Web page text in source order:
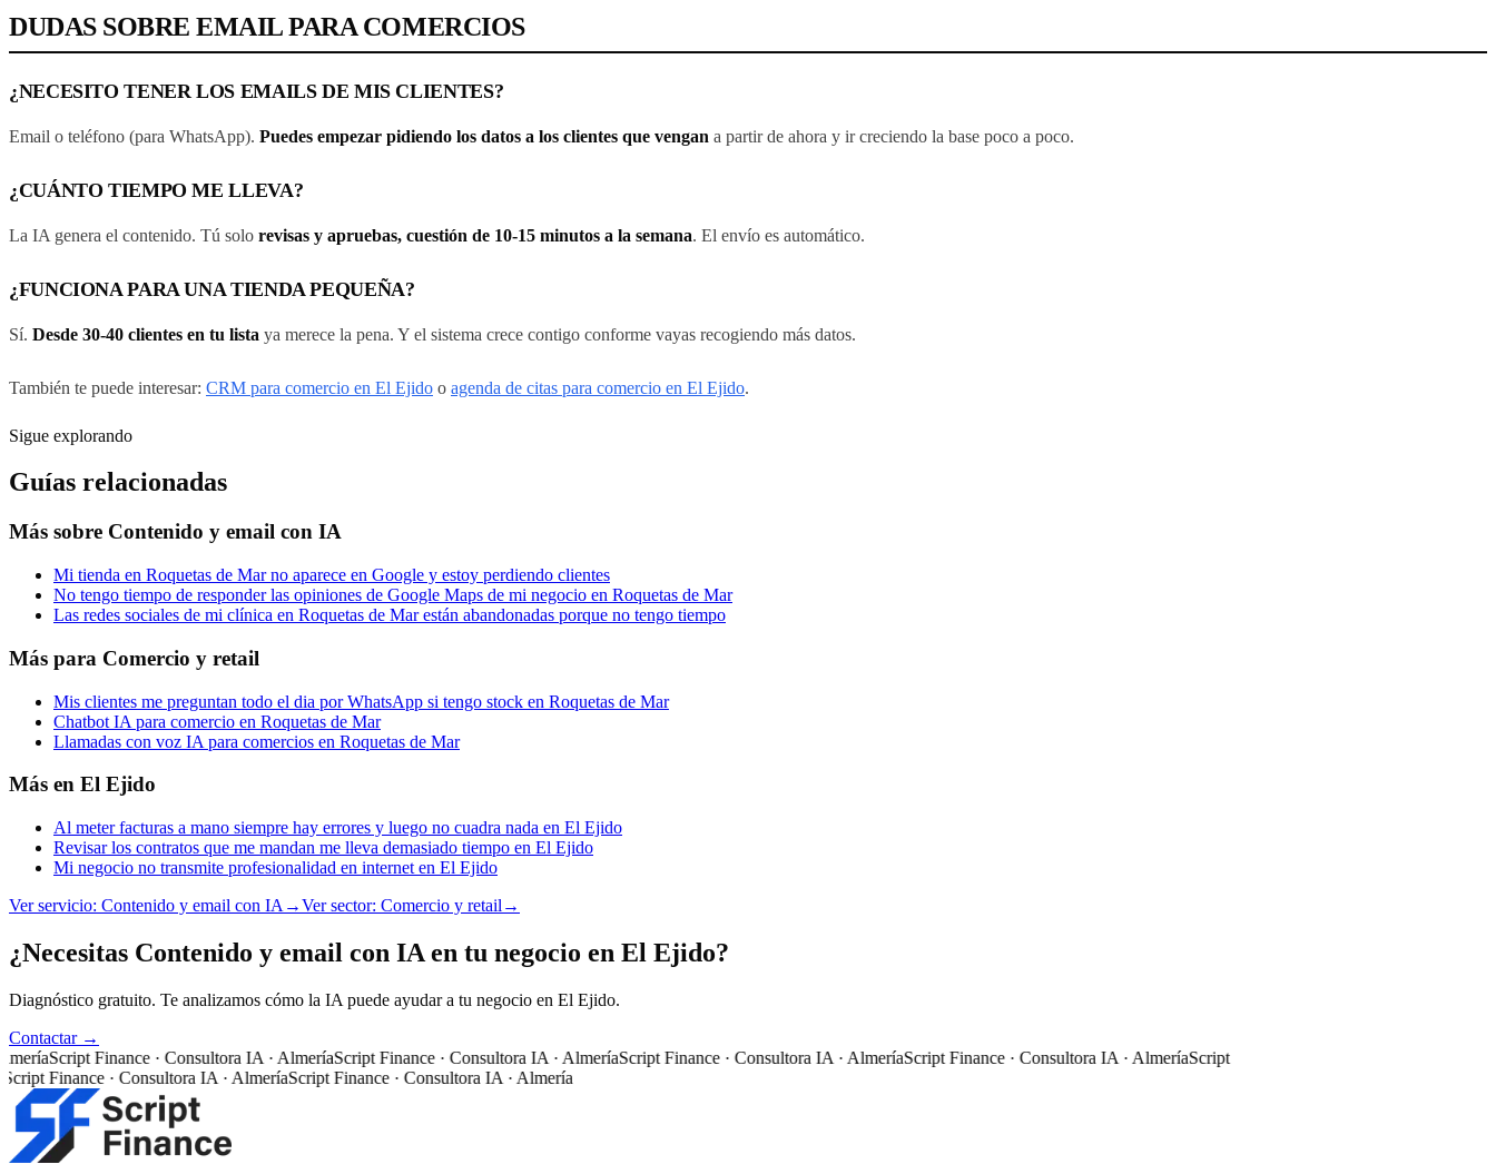
DUDAS SOBRE EMAIL PARA COMERCIOS
¿NECESITO TENER LOS EMAILS DE MIS CLIENTES?
Email o teléfono (para WhatsApp). Puedes empezar pidiendo los datos a los clientes que vengan a partir de ahora y ir creciendo la base poco a poco.
¿CUÁNTO TIEMPO ME LLEVA?
La IA genera el contenido. Tú solo revisas y apruebas, cuestión de 10-15 minutos a la semana. El envío es automático.
¿FUNCIONA PARA UNA TIENDA PEQUEÑA?
Sí. Desde 30-40 clientes en tu lista ya merece la pena. Y el sistema crece contigo conforme vayas recogiendo más datos.
También te puede interesar: CRM para comercio en El Ejido o agenda de citas para comercio en El Ejido.
Sigue explorando
Guías relacionadas
Más sobre Contenido y email con IA
Mi tienda en Roquetas de Mar no aparece en Google y estoy perdiendo clientes
No tengo tiempo de responder las opiniones de Google Maps de mi negocio en Roquetas de Mar
Las redes sociales de mi clínica en Roquetas de Mar están abandonadas porque no tengo tiempo
Más para Comercio y retail
Mis clientes me preguntan todo el dia por WhatsApp si tengo stock en Roquetas de Mar
Chatbot IA para comercio en Roquetas de Mar
Llamadas con voz IA para comercios en Roquetas de Mar
Más en El Ejido
Al meter facturas a mano siempre hay errores y luego no cuadra nada en El Ejido
Revisar los contratos que me mandan me lleva demasiado tiempo en El Ejido
Mi negocio no transmite profesionalidad en internet en El Ejido
Ver servicio: Contenido y email con IA →Ver sector: Comercio y retail →
¿Necesitas Contenido y email con IA en tu negocio en El Ejido?
Diagnóstico gratuito. Te analizamos cómo la IA puede ayudar a tu negocio en El Ejido.
Contactar →
Script Finance · Consultora IA · AlmeríaScript Finance · Consultora IA · AlmeríaScript Finance · Consultora IA · AlmeríaScript Finance · Consultora IA · AlmeríaScript
Finance · Consultora IA · AlmeríaScript Finance · Consultora IA · Almería